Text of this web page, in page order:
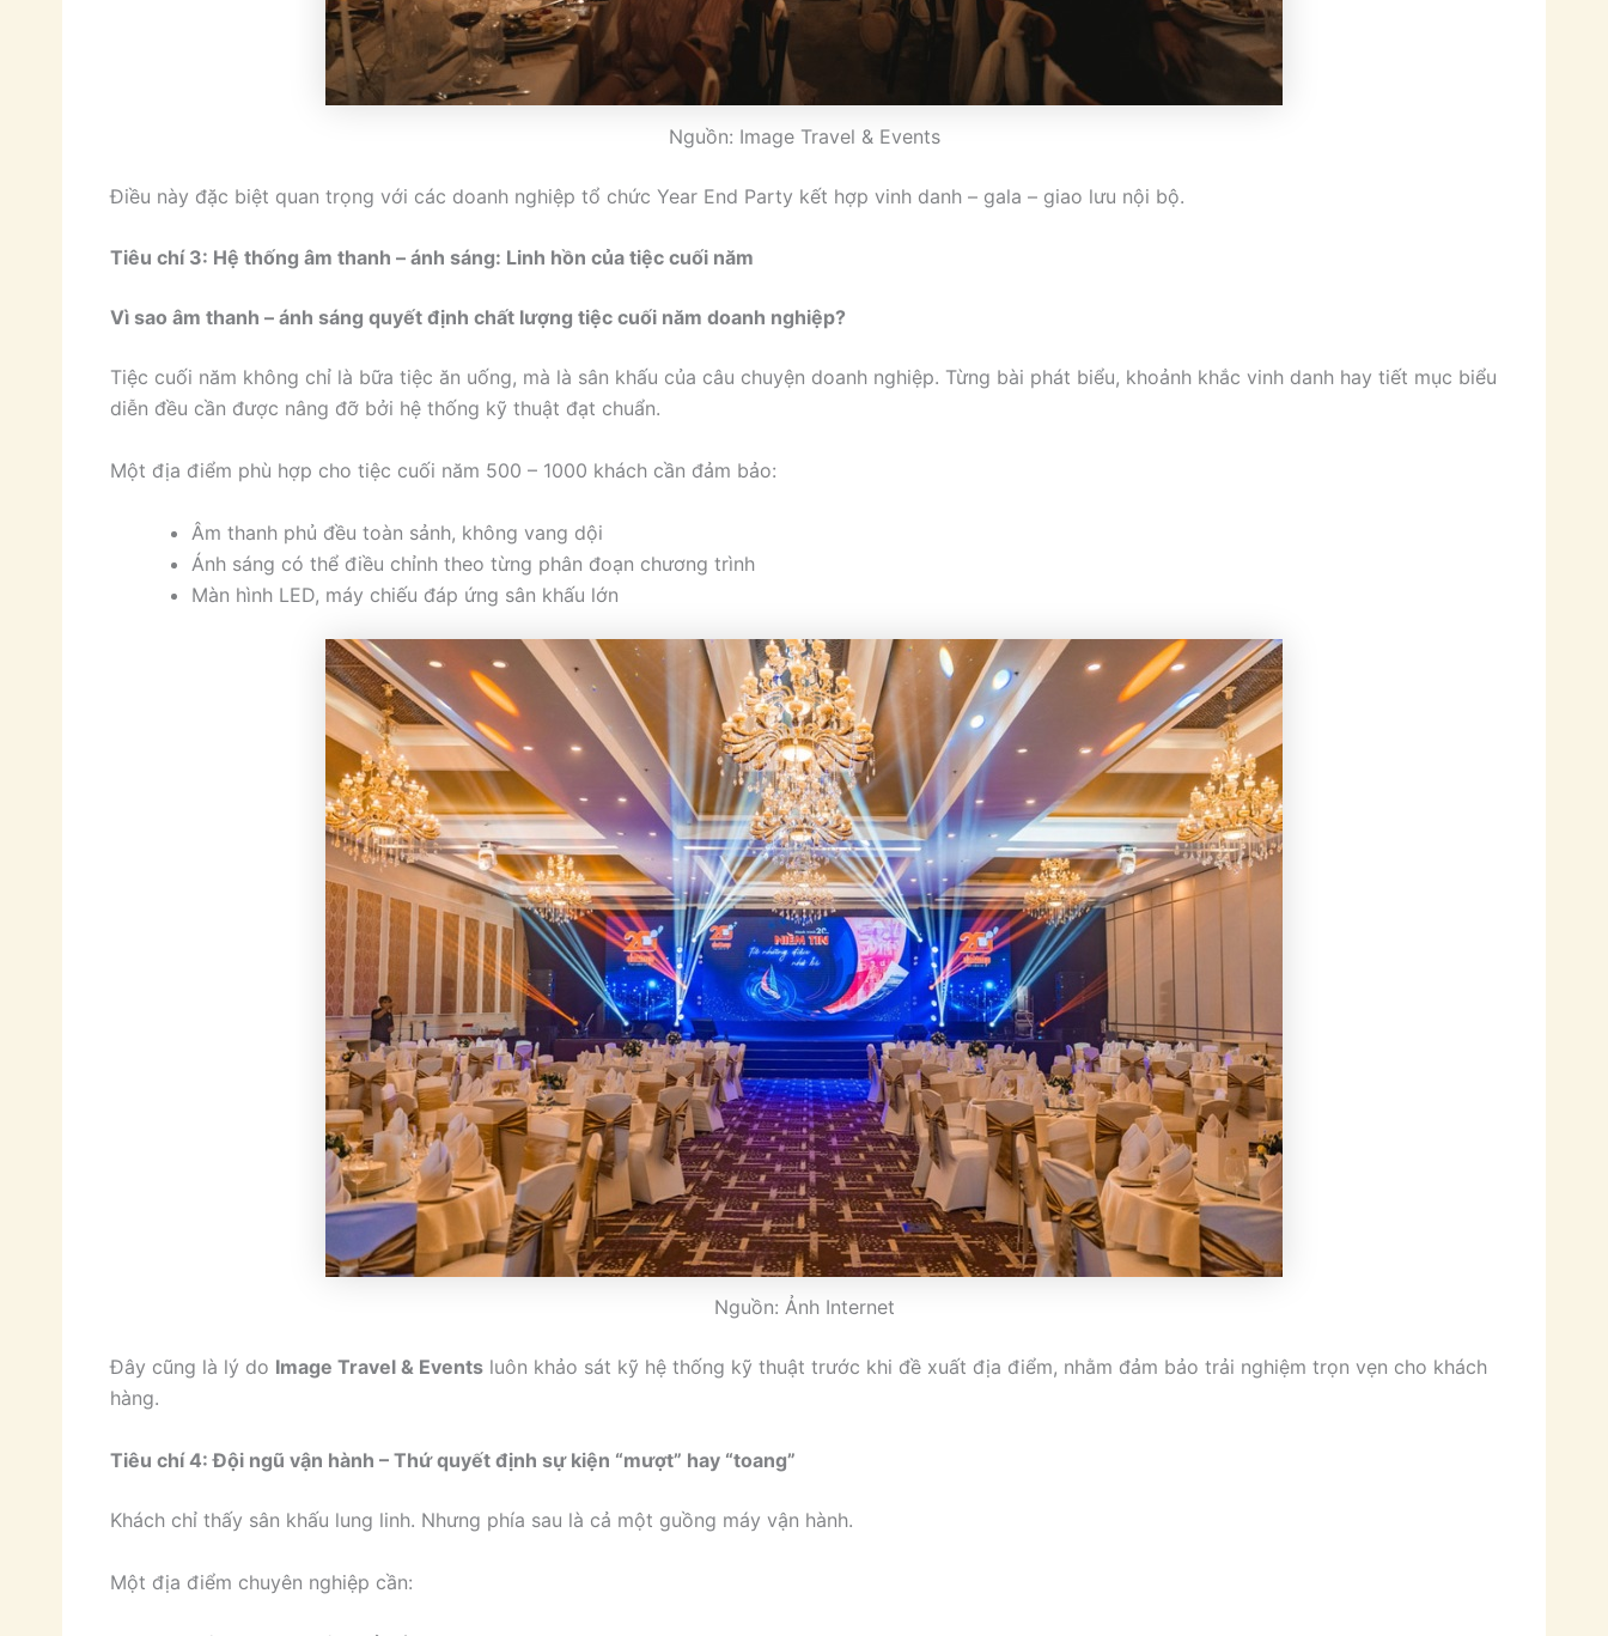
Nguồn: Image Travel & Events
Điều này đặc biệt quan trọng với các doanh nghiệp tổ chức Year End Party kết hợp vinh danh – gala – giao lưu nội bộ.
Tiêu chí 3: Hệ thống âm thanh – ánh sáng: Linh hồn của tiệc cuối năm
Vì sao âm thanh – ánh sáng quyết định chất lượng tiệc cuối năm doanh nghiệp?
Tiệc cuối năm không chỉ là bữa tiệc ăn uống, mà là sân khấu của câu chuyện doanh nghiệp. Từng bài phát biểu, khoảnh khắc vinh danh hay tiết mục biểu
diễn đều cần được nâng đỡ bởi hệ thống kỹ thuật đạt chuẩn.
Một địa điểm phù hợp cho tiệc cuối năm 500 – 1000 khách cần đảm bảo:
Âm thanh phủ đều toàn sảnh, không vang dội
Ánh sáng có thể điều chỉnh theo từng phân đoạn chương trình
Màn hình LED, máy chiếu đáp ứng sân khấu lớn
Nguồn: Ảnh Internet
Đây cũng là lý do Image Travel & Events luôn khảo sát kỹ hệ thống kỹ thuật trước khi đề xuất địa điểm, nhằm đảm bảo trải nghiệm trọn vẹn cho khách
hàng.
Tiêu chí 4: Đội ngũ vận hành – Thứ quyết định sự kiện “mượt” hay “toang”
Khách chỉ thấy sân khấu lung linh. Nhưng phía sau là cả một guồng máy vận hành.
Một địa điểm chuyên nghiệp cần: